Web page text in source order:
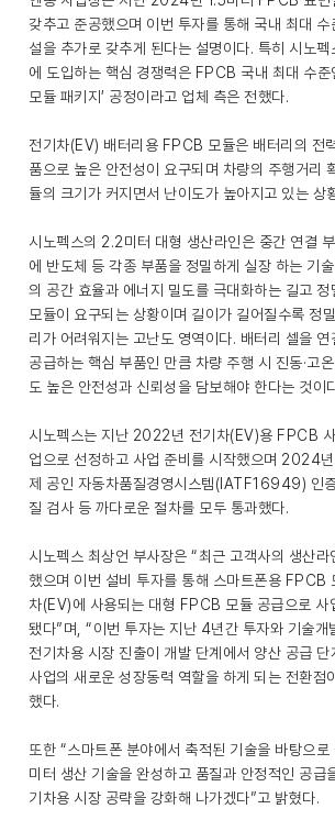
갖추고 준공했으며 이번 투자를 통해 국내 최대
설을 추가로 갖추게 된다는 설명이다. 특히 시노
에 도입하는 핵심 경쟁력은 FPCB 국내 최대 수
모듈 패키지’ 공정이라고 업체 측은 전했다.
전기차(EV) 배터리용 FPCB 모듈은 배터리의 전
품으로 높은 안전성이 요구되며 차량의 주행거리
듈의 크기가 커지면서 난이도가 높아지고 있는 상
시노펙스의 2.2미터 대형 생산라인은 중간 연결
에 반도체 등 각종 부품을 정밀하게 실장 하는 기
의 공간 효율과 에너지 밀도를 극대화하는 길고
모듈이 요구되는 상황이며 길이가 길어질수록 정
리가 어려워지는 고난도 영역이다. 배터리 셀을
공급하는 핵심 부품인 만큼 차량 주행 시 진동·고
도 높은 안전성과 신뢰성을 담보해야 한다는 것이
시노펙스는 지난 2022년 전기차(EV)용 FPCB
업으로 선정하고 사업 준비를 시작했으며 2024
제 공인 자동차품질경영시스템(IATF16949) 인
질 검사 등 까다로운 절차를 모두 통과했다.
시노펙스 최상언 부사장은 “최근 고객사의 생산
했으며 이번 설비 투자를 통해 스마트폰용 FPCB
차(EV)에 사용되는 대형 FPCB 모듈 공급으로 사
됐다”며, “이번 투자는 지난 4년간 투자와 기술개
전기차용 시장 진출이 개발 단계에서 양산 공급
사업의 새로운 성장동력 역할을 하게 되는 전환점
했다.
또한 “스마트폰 분야에서 축적된 기술을 바탕으
미터 생산 기술을 완성하고 품질과 안정적인 공급
기차용 시장 공략을 강화해 나가겠다”고 밝혔다.